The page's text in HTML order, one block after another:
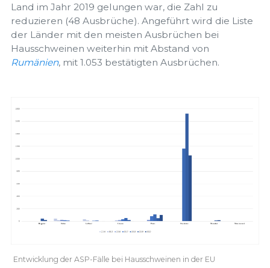
Land im Jahr 2019 gelungen war, die Zahl zu
reduzieren (48 Ausbrüche). Angeführt wird die Liste
der Länder mit den meisten Ausbrüchen bei
Hausschweinen weiterhin mit Abstand von
Rumänien, mit 1.053 bestätigten Ausbrüchen.
Entwicklung der ASP-Fälle bei Hausschweinen in der EU